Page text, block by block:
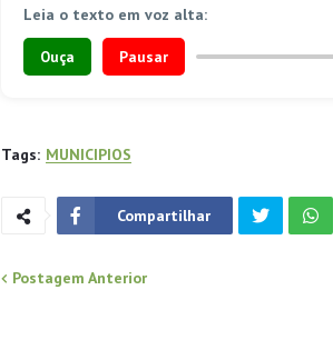
Leia o texto em voz alta:
Ouça Pausar
Tags: MUNICIPIOS
Compartilhar
Postagem Anterior